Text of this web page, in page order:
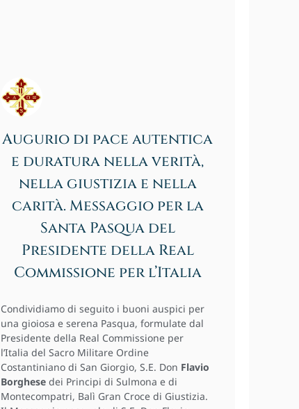
Augurio di pace autentica
e duratura nella verità,
nella giustizia e nella
carità. Messaggio per la
Santa Pasqua del
Presidente della Real
Commissione per l’Italia
Condividiamo di seguito i buoni auspici per
una gioiosa e serena Pasqua, formulate dal
Presidente della Real Commissione per
l’Italia del Sacro Militare Ordine
Costantiniano di San Giorgio, S.E. Don Flavio
Borghese dei Principi di Sulmona e di
Montecompatri, Balì Gran Croce di Giustizia.